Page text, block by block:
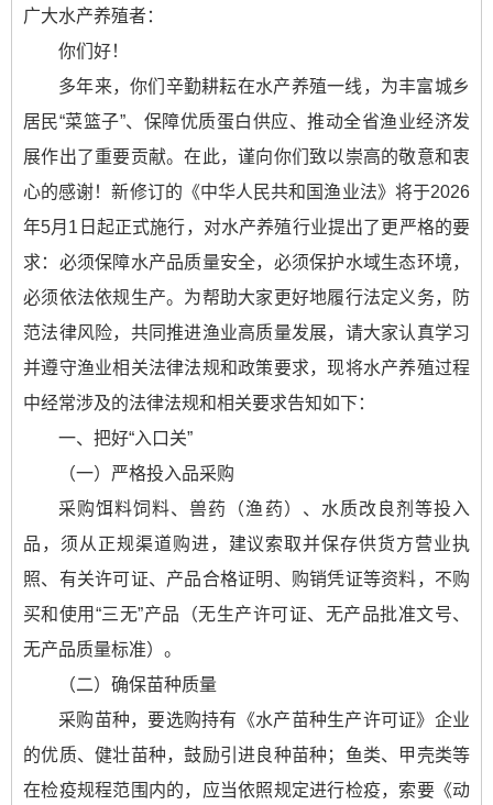
广大水产养殖者：
你们好！
多年来，你们辛勤耕耘在水产养殖一线，为丰富城乡
居民“菜篮子”、保障优质蛋白供应、推动全省渔业经济发
展作出了重要贡献。在此，谨向你们致以崇高的敬意和衷
心的感谢！新修订的《中华人民共和国渔业法》将于2026
年5月1日起正式施行，对水产养殖行业提出了更严格的要
求：必须保障水产品质量安全，必须保护水域生态环境，
必须依法依规生产。为帮助大家更好地履行法定义务，防
范法律风险，共同推进渔业高质量发展，请大家认真学习
并遵守渔业相关法律法规和政策要求，现将水产养殖过程
中经常涉及的法律法规和相关要求告知如下：
一、把好“入口关”
（一）严格投入品采购
采购饵料饲料、兽药（渔药）、水质改良剂等投入
品，须从正规渠道购进，建议索取并保存供货方营业执
照、有关许可证、产品合格证明、购销凭证等资料，不购
买和使用“三无”产品（无生产许可证、无产品批准文号、
无产品质量标准）。
（二）确保苗种质量
采购苗种，要选购持有《水产苗种生产许可证》企业
的优质、健壮苗种，鼓励引进良种苗种；鱼类、甲壳类等
在检疫规程范围内的，应当依照规定进行检疫，索要《动